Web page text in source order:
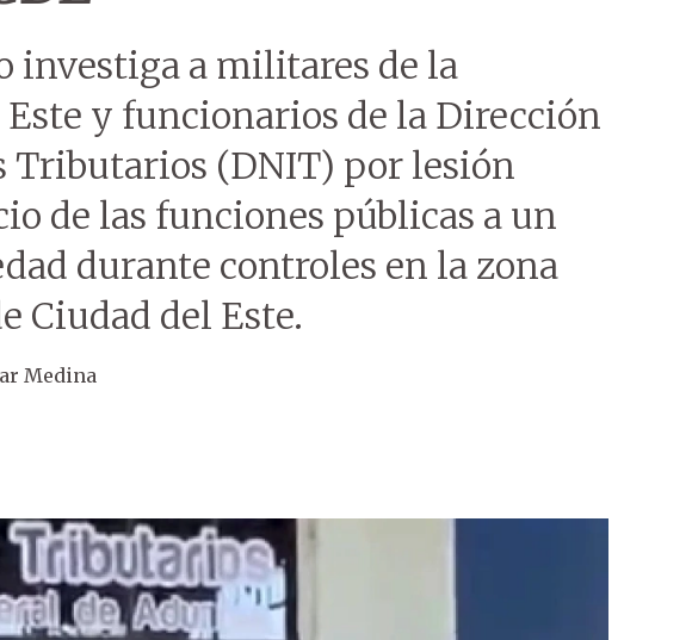
investiga a militares de la
y funcionarios de la Dirección
Tributarios (DNIT) por lesión
de las funciones públicas a un
durante controles en la zona
Ciudad del Este.
Medina